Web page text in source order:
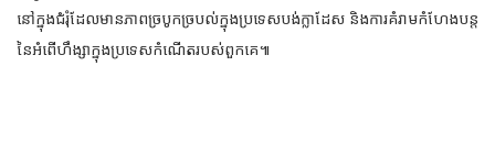
នៅក្នុងជំរុំដែលមានភាពច្របូកច្របល់ក្នុងប្រទេសបង់ក្លាដែស និងការ​គំរាមកំហែងបន្ត
នៃ​អំពើហឹង្សាក្នុងប្រទេសកំណើតរបស់ពួកគេ៕